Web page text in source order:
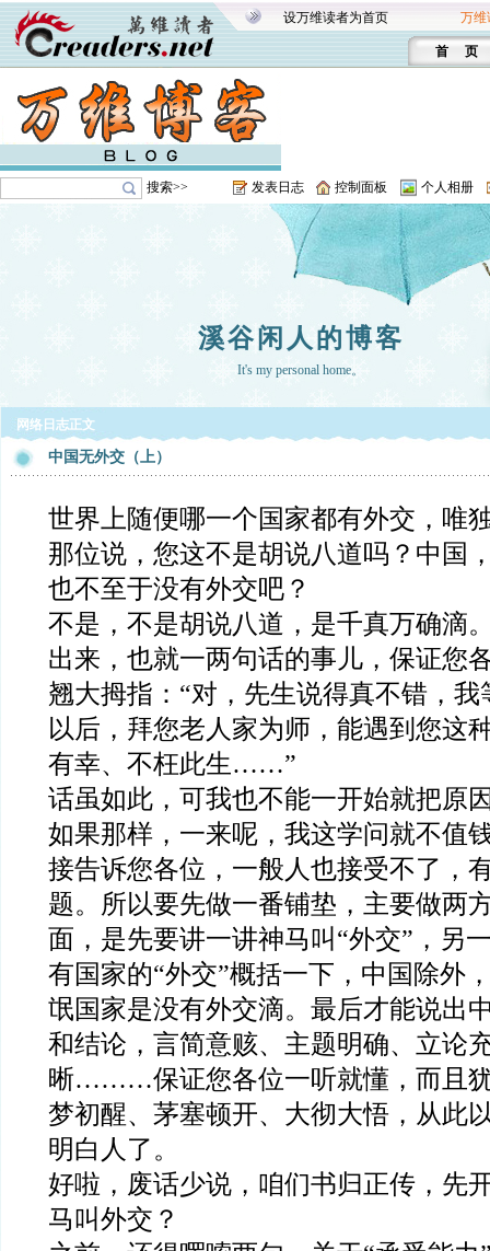
设万维读者为首页 万维
首 页
搜索>> 发表日志 控制面板 个人相册
溪谷闲人的博客
It's my personal home。
网络日志正文
中国无外交（上）
世界上随便哪一个国家都有外交，唯
那位说，您这不是胡说八道吗？中国
也不至于没有外交吧？
不是，不是胡说八道，是千真万确滴
出来，也就一两句话的事儿，保证您
翘大拇指：“对，先生说得真不错，
以后，拜您老人家为师，能遇到您这
有幸、不枉此生……”
话虽如此，可我也不能一开始就把原
如果那样，一来呢，我这学问就不值
接告诉您各位，一般人也接受不了，
题。所以要先做一番铺垫，主要做两
面，是先要讲一讲神马叫“外交”，另
有国家的“外交”概括一下，中国除外
氓国家是没有外交滴。最后才能说出
和结论，言简意赅、主题明确、立论
晰………保证您各位一听就懂，而且
梦初醒、茅塞顿开、大彻大悟，从此
明白人了。
好啦，废话少说，咱们书归正传，先
马叫外交？